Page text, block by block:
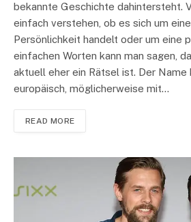
bekannte Geschichte dahintersteht.
einfach verstehen, ob es sich um
Persönlichkeit handelt oder um eine
einfachen Worten kann man sagen,
aktuell eher ein Rätsel ist. Der Name
europäisch, möglicherweise mit…
READ MORE